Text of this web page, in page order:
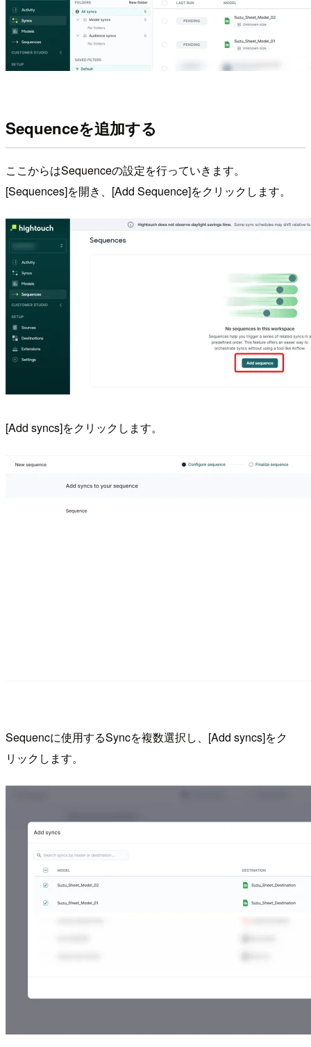
Sequenceを追加する
ここからはSequenceの設定を行っていきます。
[Sequences]を開き、[Add Sequence]をクリックします。
[Add syncs]をクリックします。
Sequencに使用するSyncを複数選択し、[Add syncs]をク
リックします。